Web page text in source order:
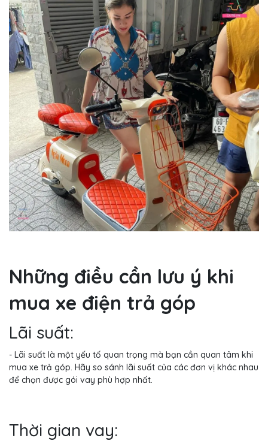
Những điều cần lưu ý khi
mua xe điện trả góp
Lãi suất:
- Lãi suất là một yếu tố quan trọng mà bạn cần quan tâm khi
mua xe trả góp. Hãy so sánh lãi suất của các đơn vị khác nhau
để chọn được gói vay phù hợp nhất.
Thời gian vay: